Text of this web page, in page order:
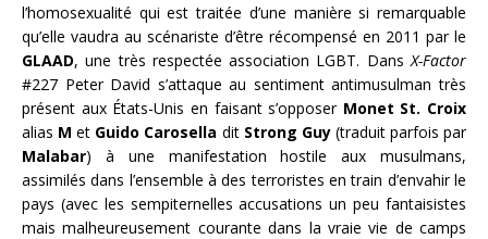
l’homosexualité qui est traitée d’une manière si remarquable
qu’elle vaudra au scénariste d’être récompensé en 2011 par le
GLAAD, une très respectée association LGBT. Dans X-Factor
#227 Peter David s’attaque au sentiment antimusulman très
présent aux États-Unis en faisant s’opposer Monet St. Croix
alias Met Guido Carosella dit Strong Guy(traduit parfois par
Malabar) à une manifestation hostile aux musulmans,
assimilés dans l’ensemble à des terroristes en train d’envahir le
pays (avec les sempiternelles accusations un peu fantaisistes
mais malheureusement courante dans la vraie vie de camps